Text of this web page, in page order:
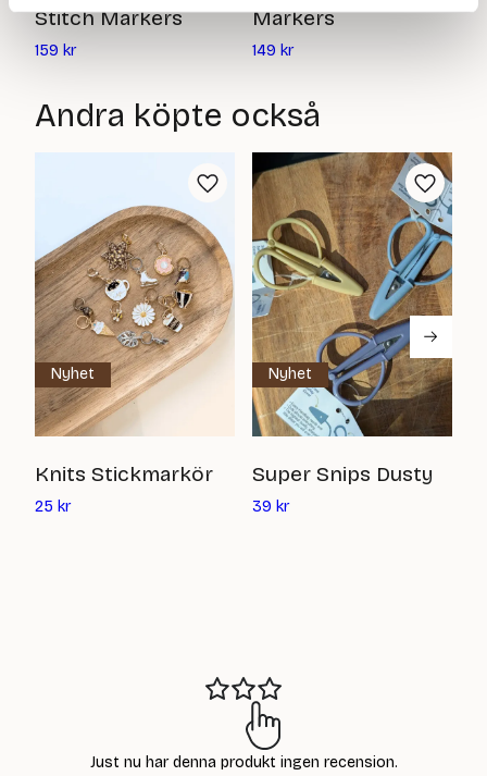
Stitch Markers
159 krDet
är:
Markers
149 krDet
är:
kr
Andra köpte också
Knits Stickmarkör
25 krDet
Nyhet
Super Snips Dusty
39 krDet
Nyhet
Just nu har denna produkt ingen recension.